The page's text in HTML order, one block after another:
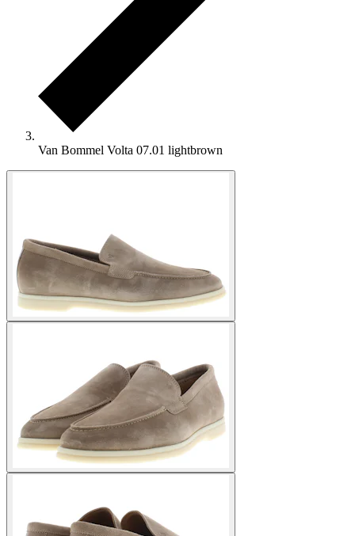
Van Bommel Volta 07.01 lightbrown